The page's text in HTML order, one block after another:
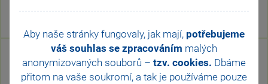
Aby naše stránky fungovaly, jak mají, potřebujeme
váš souhlas se zpracováním malých
anonymizovaných souborů – tzv. cookies. Dbáme
přitom na vaše soukromí, a tak je používáme pouze
Varianta M100
do 100 zaměstnanců